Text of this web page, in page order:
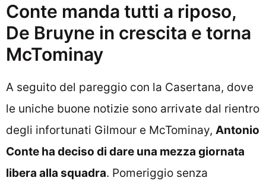
Conte manda tutti a riposo,
De Bruyne in crescita e torna
McTominay
A seguito del pareggio con la Casertana, dove
le uniche buone notizie sono arrivate dal rientro
degli infortunati Gilmour e McTominay, Antonio
Conte ha deciso di dare una mezza giornata
libera alla squadra. Pomeriggio senza